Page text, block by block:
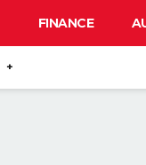
FINANCE
+